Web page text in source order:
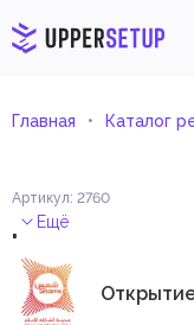
Главная Каталог
Артикул: 2760
. Ещё